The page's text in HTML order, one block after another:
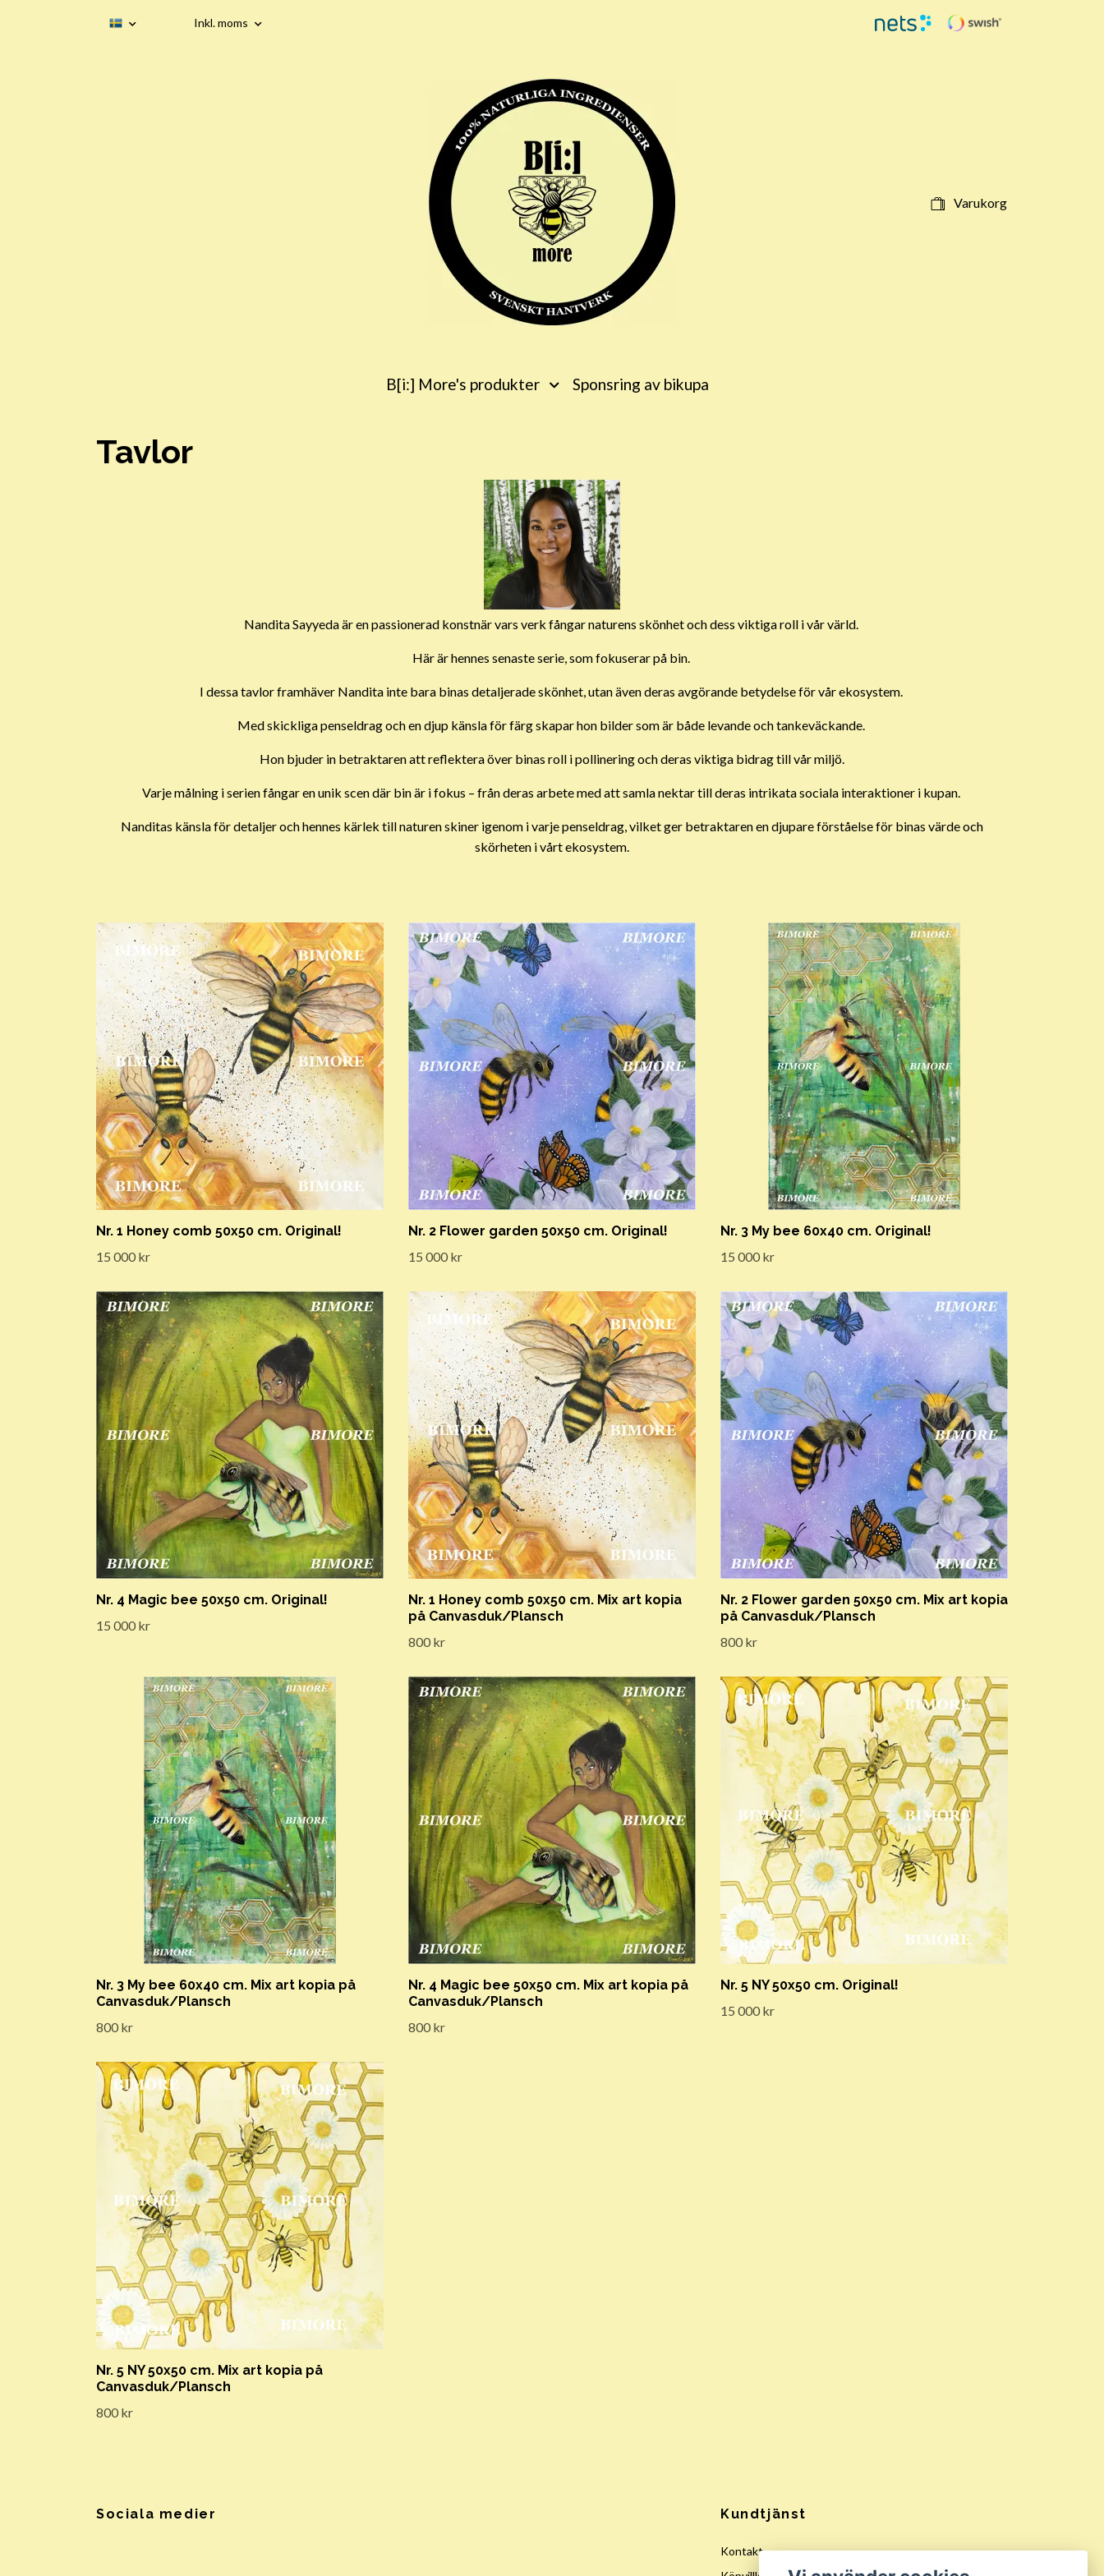
Inkl. moms
Varukorg
B[i:] More's produkter Sponsring av bikupa
Tavlor
Nandita Sayyeda är en passionerad konstnär vars verk fångar naturens skönhet och dess viktiga roll i vår värld.
Här är hennes senaste serie, som fokuserar på bin.
I dessa tavlor framhäver Nandita inte bara binas detaljerade skönhet, utan även deras avgörande betydelse för vår ekosystem.
Med skickliga penseldrag och en djup känsla för färg skapar hon bilder som är både levande och tankeväckande.
Hon bjuder in betraktaren att reflektera över binas roll i pollinering och deras viktiga bidrag till vår miljö.
Varje målning i serien fångar en unik scen där bin är i fokus – från deras arbete med att samla nektar till deras intrikata sociala interaktioner i kupan.
Nanditas känsla för detaljer och hennes kärlek till naturen skiner igenom i varje penseldrag, vilket ger betraktaren en djupare förståelse för binas värde och
skörheten i vårt ekosystem.
Nr. 1 Honey comb 50x50 cm. Original!
15 000 kr
Nr. 2 Flower garden 50x50 cm. Original!
15 000 kr
Nr. 3 My bee 60x40 cm. Original!
15 000 kr
Nr. 4 Magic bee 50x50 cm. Original!
15 000 kr
Nr. 1 Honey comb 50x50 cm. Mix art kopia
på Canvasduk/Plansch
800 kr
Nr. 2 Flower garden 50x50 cm. Mix art kopia
på Canvasduk/Plansch
800 kr
Nr. 3 My bee 60x40 cm. Mix art kopia på
Canvasduk/Plansch
800 kr
Nr. 4 Magic bee 50x50 cm. Mix art kopia på
Canvasduk/Plansch
800 kr
Nr. 5 NY 50x50 cm. Original!
15 000 kr
Nr. 5 NY 50x50 cm. Mix art kopia på
Canvasduk/Plansch
800 kr
Sociala medier Kundtjänst
Kontakt